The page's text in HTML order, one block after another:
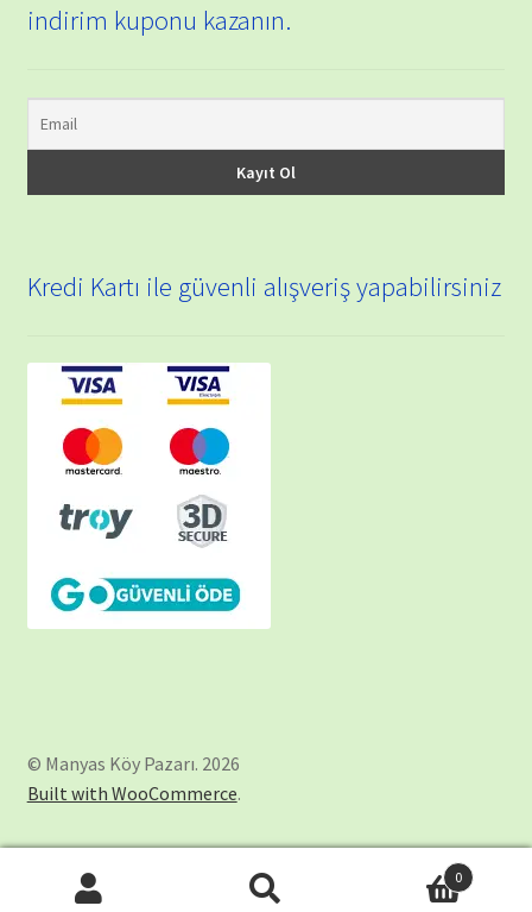
indirim kuponu kazanın.
Kredi Kartı ile güvenli alışveriş yapabilirsiniz
© Manyas Köy Pazarı. 2026
Built with WooCommerce.
0